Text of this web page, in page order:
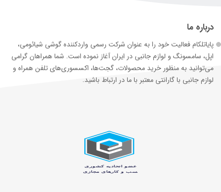
درباره ما
پایاتلکام فعالیت خود را به عنوان شرکت رسمی وارد‌کننده گوشی شیائومی،
اپل، سامسونگ و لوازم جانبی در ایران آغاز نموده است. شما همراهان گرامی
می‌توانید به منظور خرید محصولات، گجت‌ها، اکسسوری‌های تلفن همراه و
لوازم جانبی با گارانتی معتبر با ما در ارتباط باشید.